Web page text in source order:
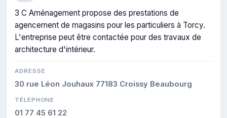
3 C Aménagement propose des prestations de
agencement de magasins pour les particuliers à Torcy.
L'entreprise peut être contactée pour des travaux de
architecture d'intérieur.
ADRESSE
30 rue Léon Jouhaux 77183 Croissy Beaubourg
TÉLÉPHONE
01 77 45 61 22